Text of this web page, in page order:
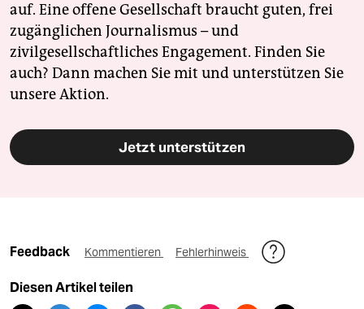
auf. Eine offene Gesellschaft braucht guten, frei
zugänglichen Journalismus – und
zivilgesellschaftliches Engagement. Finden Sie
auch? Dann machen Sie mit und unterstützen Sie
unsere Aktion.
Jetzt unterstützen
Feedback Kommentieren Fehlerhinweis
Diesen Artikel teilen